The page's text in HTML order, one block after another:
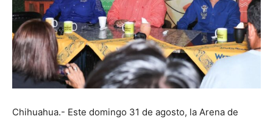
Chihuahua.- Este domingo 31 de agosto, la Arena de